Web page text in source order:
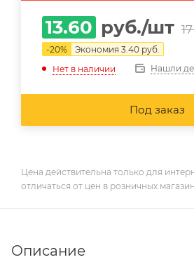
13.60 руб./шт 17
-20% Экономия 3.40 руб.
Нет в наличии
Нашли
Под заказ
Цена действительна только для
отличаться от цен в розничных
Описание